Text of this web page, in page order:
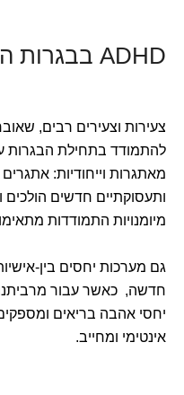
ADHD בבגרות הצעירה
להתמודד בתחילת הבגרות
מאתגרות וייחודיות:
ותעסוקתיים חדשים
מיומנויות התמודדות
גם מערכות יחסים בין-
חדשה, כאשר עבור
יחסי אהבה בריאים
אינטימי ומחייב.